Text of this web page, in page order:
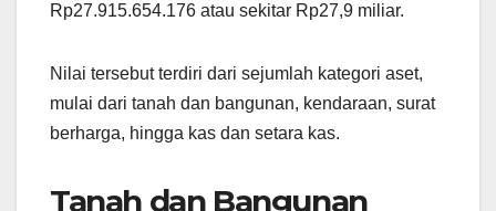
Rp27.915.654.176 atau sekitar Rp27,9 miliar.
Nilai tersebut terdiri dari sejumlah kategori aset,
mulai dari tanah dan bangunan, kendaraan, surat
berharga, hingga kas dan setara kas.
Tanah dan Bangunan